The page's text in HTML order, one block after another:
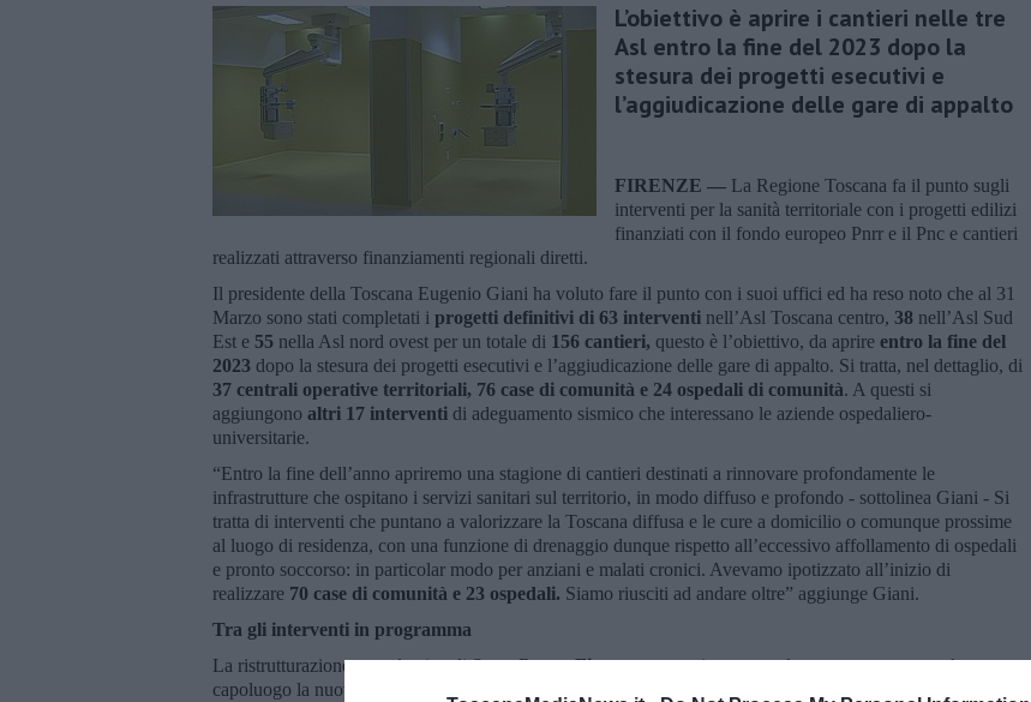
L’obiettivo è aprire i cantieri nelle tre
Asl entro la fine del 2023 dopo la
stesura dei progetti esecutivi e
l’aggiudicazione delle gare di appalto
FIRENZE — La Regione Toscana fa il punto sugli
interventi per la sanità territoriale con i progetti edilizi
finanziati con il fondo europeo Pnrr e il Pnc e cantieri
realizzati attraverso finanziamenti regionali diretti.
Il presidente della Toscana Eugenio Giani ha voluto fare il punto con i suoi uffici ed ha reso noto che al 31
Marzo sono stati completati i progetti definitivi di 63 interventi nell’Asl Toscana centro, 38 nell’Asl Sud
Est e 55 nella Asl nord ovest per un totale di 156 cantieri, questo è l’obiettivo, da aprire entro la fine del
2023 dopo la stesura dei progetti esecutivi e l’aggiudicazione delle gare di appalto. Si tratta, nel dettaglio, di
37 centrali operative territoriali, 76 case di comunità e 24 ospedali di comunità. A questi si
aggiungono altri 17 interventi di adeguamento sismico che interessano le aziende ospedaliero-
universitarie.
“Entro la fine dell’anno apriremo una stagione di cantieri destinati a rinnovare profondamente le
infrastrutture che ospitano i servizi sanitari sul territorio, in modo diffuso e profondo - sottolinea Giani - Si
tratta di interventi che puntano a valorizzare la Toscana diffusa e le cure a domicilio o comunque prossime
al luogo di residenza, con una funzione di drenaggio dunque rispetto all’eccessivo affollamento di ospedali
e pronto soccorso: in particolar modo per anziani e malati cronici. Avevamo ipotizzato all’inizio di
realizzare 70 case di comunità e 23 ospedali. Siamo riusciti ad andare oltre” aggiunge Giani.
Tra gli interventi in programma
La ristrutturazione complessiva di Santa Rosa aFirenze, un cantiere atteso da tempo, e sempre nel
capoluogo la nuova Casa di comunità in viale Europa. Sempre nella Asl Toscana Centro, le strutture a